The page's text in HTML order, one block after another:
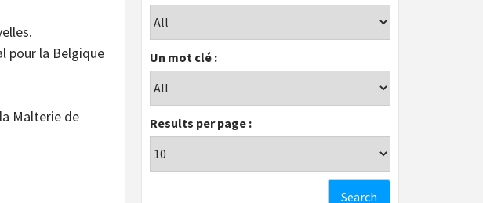
pour la Belgique
Malterie de
Un mot clé :
Results per page :